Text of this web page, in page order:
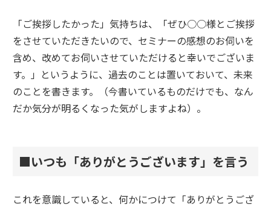
「ご挨拶したかった」気持ちは、「ぜひ○○様とご挨拶
をさせていただきたいので、セミナーの感想のお伺いを
含め、改めてお伺いさせていただけると幸いでございま
す。」というように、過去のことは置いておいて、未来
のことを書きます。（今書いているものだけでも、なん
だか気分が明るくなった気がしますよね）。
■いつも「ありがとうございます」を言う
これを意識していると、何かにつけて「ありがとうござ